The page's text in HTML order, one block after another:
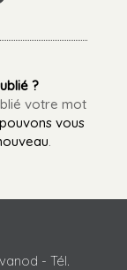
?
votre mot
vous
.
- Tél.